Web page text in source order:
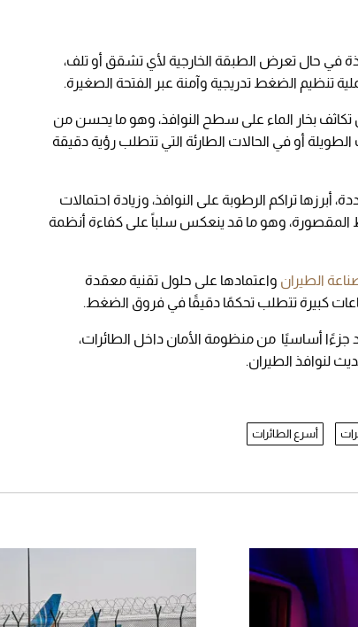
في حال تعرض الطبقة الخارجية لأي تشقق أو تلف،
تنظيم الضغط تدريجية وآمنة عبر الفتحة الصغيرة.
تكاثف بخار الماء على سطح النوافذ، وهو ما يحسن من
أو في الحالات الطارئة التي تتطلب رؤية دقيقة
تراكم الرطوبة على النوافذ، وزيادة احتمالات
المقصورة، وهو ما قد ينعكس سلباً على كفاءة أنظمة
الطيران واعتمادها على حلول تقنية معقدة
كبيرة تتطلب تحكمًا دقيقًا في فروق الضغط.
جزءًا أساسيًا من منظومة الأمان داخل الطائرات،
لنوافذ الطيران.
أسرع الطائرات